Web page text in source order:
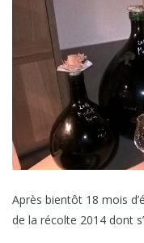
Après bientôt 18 mois
de la récolte 2014 dont